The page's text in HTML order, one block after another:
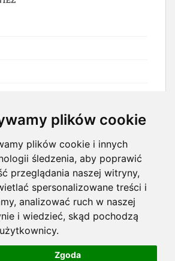
cookies w celu świadczenia Państwu
bez zmiany ustawień dotyczących
plików cookie
plików cookie i innych
śledzenia, aby poprawić
przeglądania naszej witryny,
spersonalizowane treści i
analizować ruch w naszej
i wiedzieć, skąd pochodzą
Zgoda
własnością Autora tekstu i Wydawcy, czyli Oficyny
prawa do nich są w całości zastrzeżone.
z tych tekstów lub jego części, zarówno w zapisie
wymaga zgody Wydawcy.